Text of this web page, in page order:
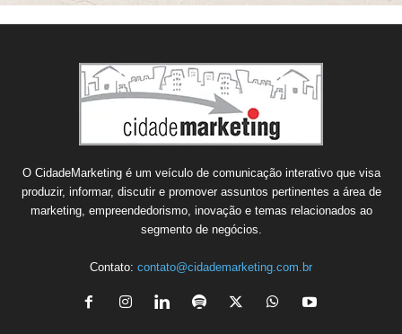
O CidadeMarketing é um veículo de comunicação interativo que visa
produzir, informar, discutir e promover assuntos pertinentes a área de
marketing, empreendedorismo, inovação e temas relacionados ao
segmento de negócios.
Contato: contato@cidademarketing.com.br